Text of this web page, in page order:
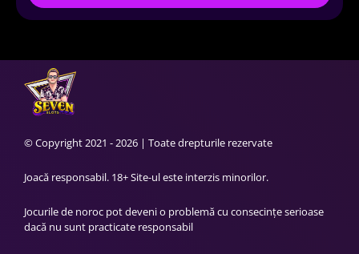
© Copyright 2021 - 2026 | Toate drepturile rezervate
Joacă responsabil. 18+ Site-ul este interzis minorilor.
Jocurile de noroc pot deveni o problemă cu consecințe serioase
dacă nu sunt practicate responsabil